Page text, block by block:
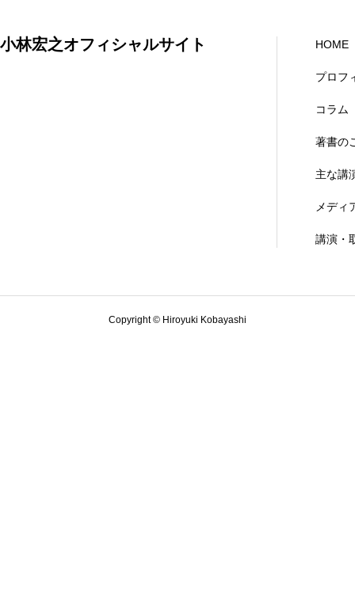
小林宏之オフィシャルサイト HOME
プロフ
コラム
著書の
主な講
メディ
講演・
Copyright © Hiroyuki Kobayashi